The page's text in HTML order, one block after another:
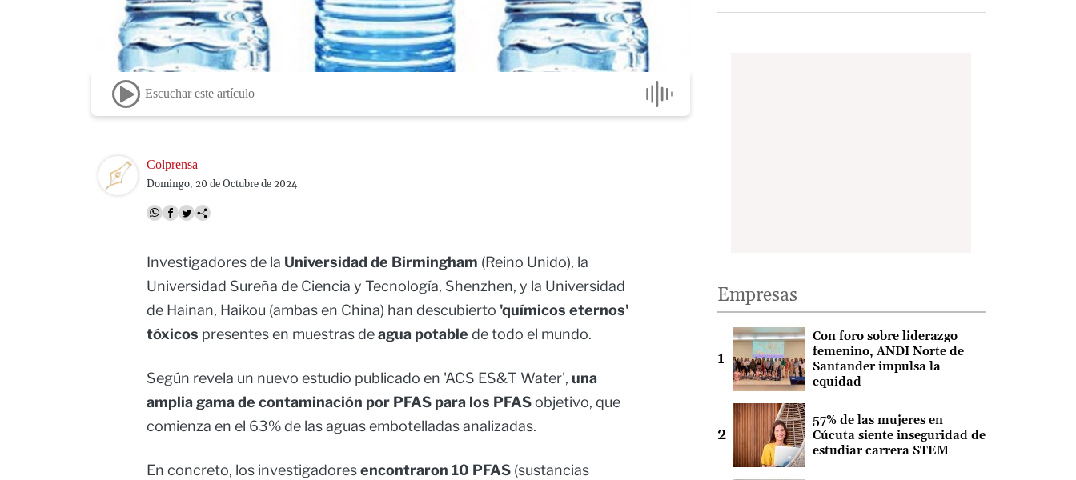
Escuchar este artículo
Image Colprensa
Domingo, 20 de Octubre de 2024
Investigadores de la Universidad de Birmingham (Reino Unido), la
Universidad Sureña de Ciencia y Tecnología, Shenzhen, y la Universidad
de Hainan, Haikou (ambas en China) han descubierto 'químicos eternos'
tóxicos presentes en muestras deagua potable de todo el mundo.
Según revela un nuevo estudio publicado en 'ACS ES&T Water', una
amplia gama de contaminación por PFAS para los PFASobjetivo, que
comienza en el 63% de las aguas embotelladas analizadas.
En concreto, los investigadoresencontraron 10 PFAS (sustancias
Empresas
Con foro sobre liderazgo
femenino, ANDI Norte de
Santander impulsa la
equidad
57% de las mujeres en
Cúcuta siente inseguridad de
estudiar carrera STEM